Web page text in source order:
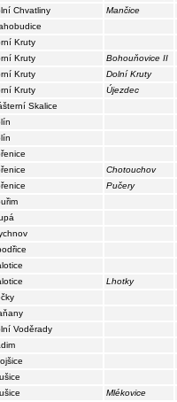
Chvatliny Mančice
Kruty
Kruty Bohouňovice II
Kruty Dolní Kruty
Kruty Újezdec
Skalice
Chotouchov
Pučery
Lhotky
Voděrady
Mlékovice